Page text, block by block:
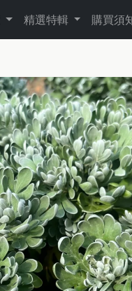
精選特輯 購買須